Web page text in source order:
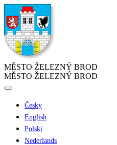
MĚSTO ŽELEZNÝ BROD
MĚSTO ŽELEZNÝ BROD
Česky
English
Polski
Nederlands